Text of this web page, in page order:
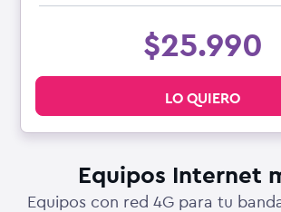
$25.990
LO QUIERO
Equipos Internet
Equipos con red 4G para tu